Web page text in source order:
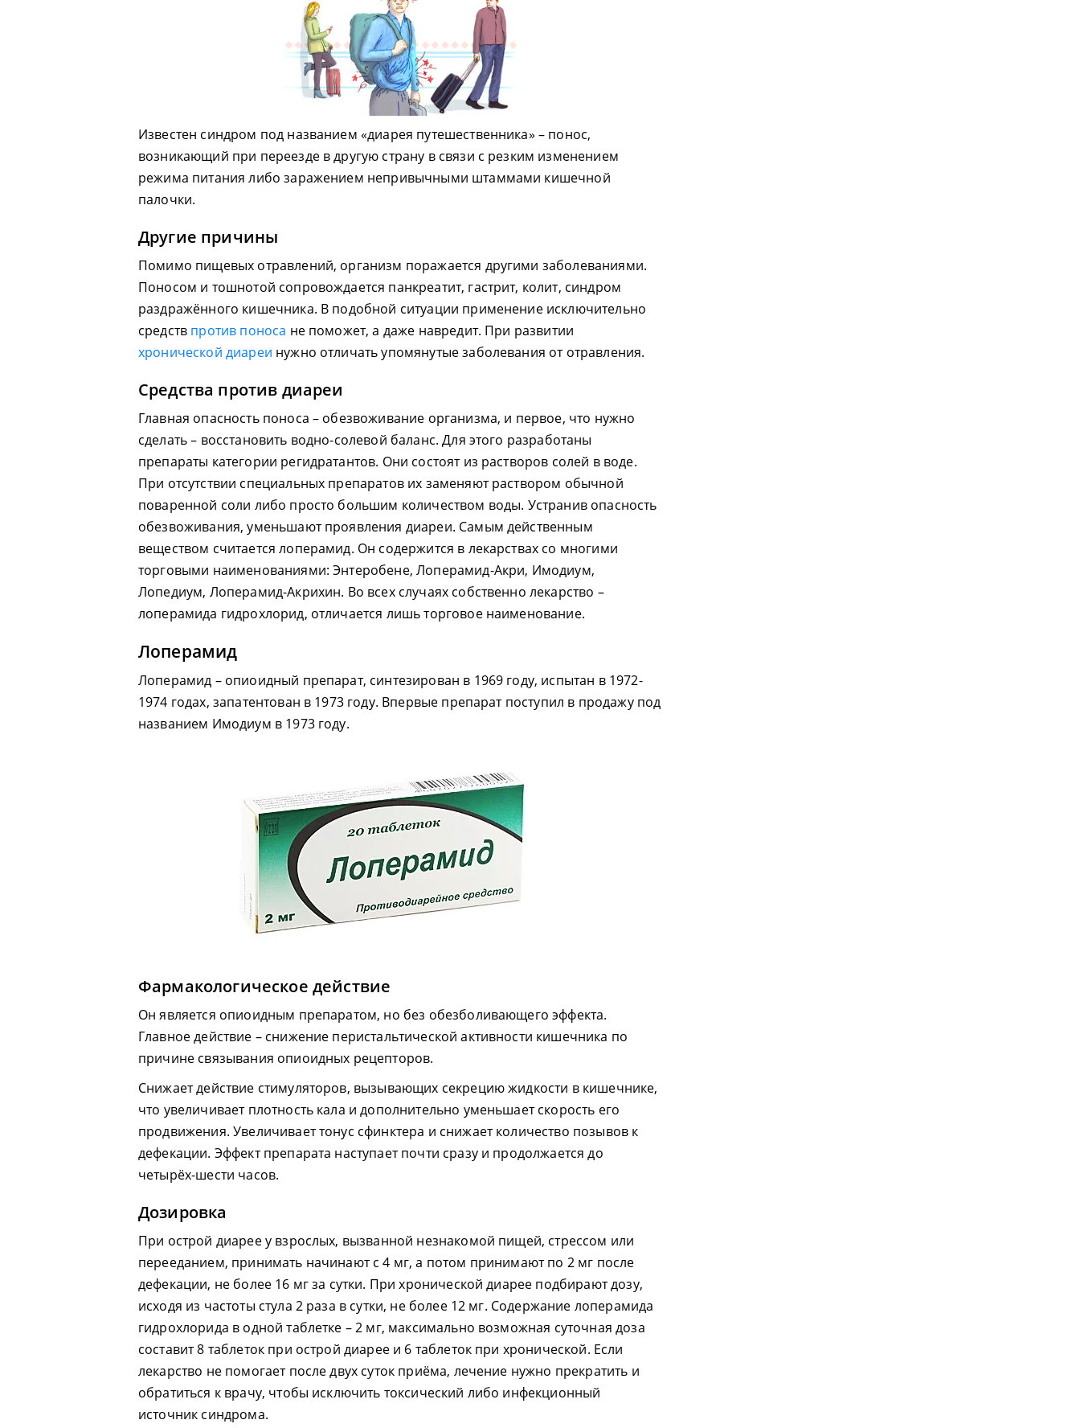
Известен синдром под названием «диарея путешественника» – понос,
возникающий при переезде в другую страну в связи с резким изменением
режима питания либо заражением непривычными штаммами кишечной
палочки.
Другие причины
Помимо пищевых отравлений, организм поражается другими заболеваниями.
Поносом и тошнотой сопровождается панкреатит, гастрит, колит, синдром
раздражённого кишечника. В подобной ситуации применение исключительно
средств против поноса не поможет, а даже навредит. При развитии
хронической диареи нужно отличать упомянутые заболевания от отравления.
Средства против диареи
Главная опасность поноса – обезвоживание организма, и первое, что нужно
сделать – восстановить водно-солевой баланс. Для этого разработаны
препараты категории регидратантов. Они состоят из растворов солей в воде.
При отсутствии специальных препаратов их заменяют раствором обычной
поваренной соли либо просто большим количеством воды. Устранив опасность
обезвоживания, уменьшают проявления диареи. Самым действенным
веществом считается лоперамид. Он содержится в лекарствах со многими
торговыми наименованиями: Энтеробене, Лоперамид-Акри, Имодиум,
Лопедиум, Лоперамид-Акрихин. Во всех случаях собственно лекарство –
лоперамида гидрохлорид, отличается лишь торговое наименование.
Лоперамид
Лоперамид – опиоидный препарат, синтезирован в 1969 году, испытан в 1972-
1974 годах, запатентован в 1973 году. Впервые препарат поступил в продажу под
названием Имодиум в 1973 году.
Фармакологическое действие
Он является опиоидным препаратом, но без обезболивающего эффекта.
Главное действие – снижение перистальтической активности кишечника по
причине связывания опиоидных рецепторов.
Снижает действие стимуляторов, вызывающих секрецию жидкости в кишечнике,
что увеличивает плотность кала и дополнительно уменьшает скорость его
продвижения. Увеличивает тонус сфинктера и снижает количество позывов к
дефекации. Эффект препарата наступает почти сразу и продолжается до
четырёх-шести часов.
Дозировка
При острой диарее у взрослых, вызванной незнакомой пищей, стрессом или
перееданием, принимать начинают с 4 мг, а потом принимают по 2 мг после
дефекации, не более 16 мг за сутки. При хронической диарее подбирают дозу,
исходя из частоты стула 2 раза в сутки, не более 12 мг. Содержание лоперамида
гидрохлорида в одной таблетке – 2 мг, максимально возможная суточная доза
составит 8 таблеток при острой диарее и 6 таблеток при хронической. Если
лекарство не помогает после двух суток приёма, лечение нужно прекратить и
обратиться к врачу, чтобы исключить токсический либо инфекционный
источник синдрома.